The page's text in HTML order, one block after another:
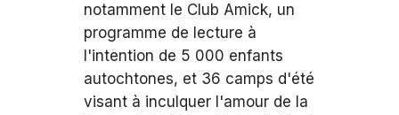
notamment le Club Amick, un
programme de lecture à
l'intention de 5 000 enfants
autochtones, et 36 camps d'été
visant à inculquer l'amour de la